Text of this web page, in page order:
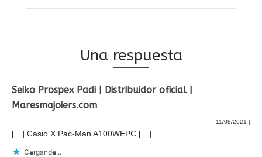
Una respuesta
Seiko Prospex Padi | Distribuidor oficial |
Maresmajoiers.com
11/08/2021 |
[…] Casio X Pac-Man A100WEPC […]
Cargando...